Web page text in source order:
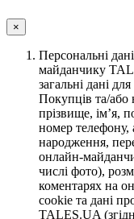
×
Персональні
майданчику
загальні дані
Покупців та/
прізвище, ім’я,
номер телефону,
народження,
онлайн-
числі фото),
коментарях на
cookie та дані
TALES.UA